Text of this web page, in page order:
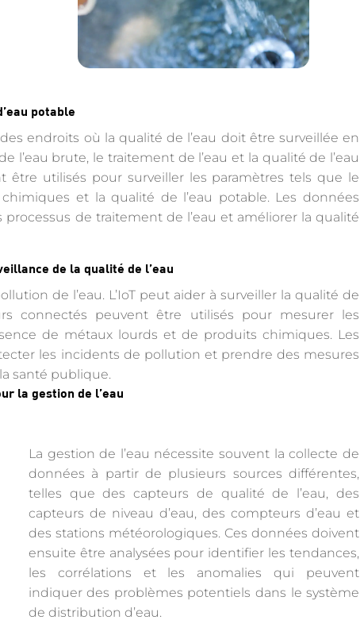
potable
endroits où la qualité de l’eau doit être surveillée en
l’eau brute, le traitement de l’eau et la qualité de l’eau
être utilisés pour surveiller les paramètres tels que le
et la qualité de l’eau potable. Les données
de traitement de l’eau et améliorer la qualité
de la qualité de l’eau
de l’eau. L’IoT peut aider à surveiller la qualité de
connectés peuvent être utilisés pour mesurer les
de métaux lourds et de produits chimiques. Les
les incidents de pollution et prendre des mesures
santé publique.
la gestion de l’eau
La gestion de l’eau nécessite souvent la collecte de
données à partir de plusieurs sources différentes,
telles que des capteurs de qualité de l’eau, des
capteurs de niveau d’eau, des compteurs d’eau et
des stations météorologiques. Ces données doivent
ensuite être analysées pour identifier les tendances,
les corrélations et les anomalies qui peuvent
indiquer des problèmes potentiels dans le système
de distribution d’eau.